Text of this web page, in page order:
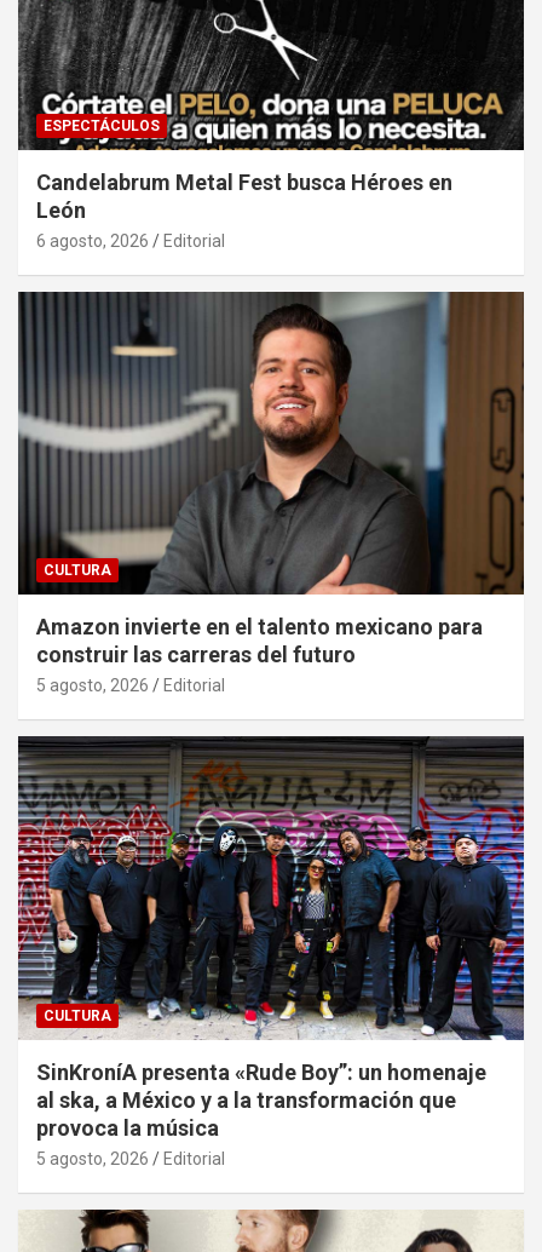
ESPECTÁCULOS
Candelabrum Metal Fest busca Héroes en
León
6 agosto, 2026 Editorial
CULTURA
Amazon invierte en el talento mexicano para
construir las carreras del futuro
5 agosto, 2026 Editorial
CULTURA
SinKroníA presenta «Rude Boy”: un homenaje
al ska, a México y a la transformación que
provoca la música
5 agosto, 2026 Editorial